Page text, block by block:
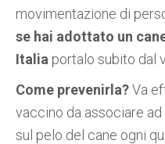
movimentazione di
se hai adottato un
Italia portalo subito dal
Come prevenirla?Va
vaccino da associare
sul pelo del cane ogni